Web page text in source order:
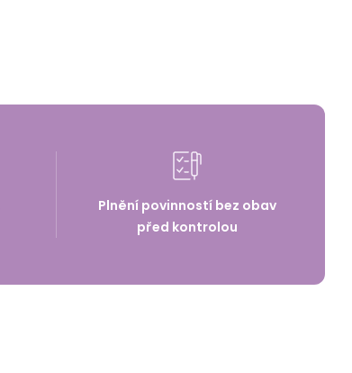
Plnění povinností bez obav
před kontrolou